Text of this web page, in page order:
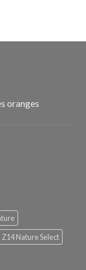
oranges
Z14 Nature Select